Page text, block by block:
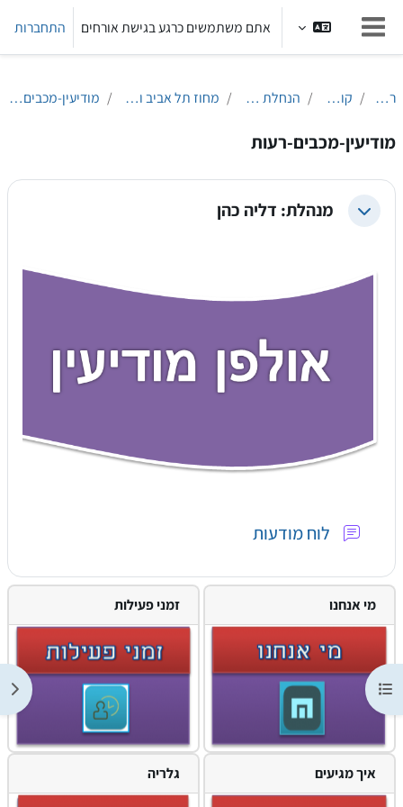
חלון סקירה צדדי
אתם משתמשים כרגע בגישת אורחים התחברות
רשימת הנושאים בקורס
ראשי קורסים הנחלת הלשון מחוז תל אביב והמרכז מודיעין-מכבים-רעות
מודיעין-מכבים-רעות
צמצום מנהלת: דליה כהן
לוח מודעות
מי אנחנו זמני פעילות
איך מגיעים גלריה